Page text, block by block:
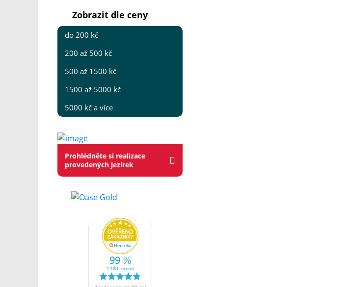
Zobrazit dle ceny
do 200 kč
200 až 500 kč
500 až 1500 kč
1500 až 5000 kč
5000 kč a více
Prohlédněte si realizace
provedených jezírek